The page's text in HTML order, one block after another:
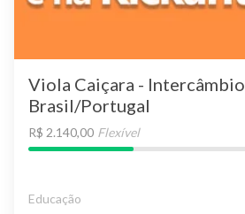
Viola Caiçara - Intercâmbio
Brasil/Portugal
R$ 2.140,00 Flexível
Educação